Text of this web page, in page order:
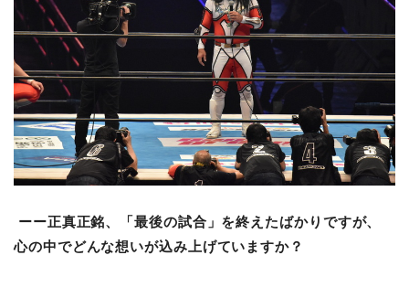
ーー正真正銘、「最後の試合」を終えたばかりですが、
心の中でどんな想いが込み上げていますか？